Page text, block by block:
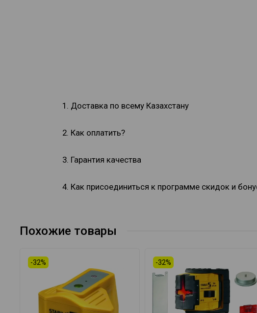
1. Доставка по всему Казахстану
2. Как оплатить?
3. Гарантия качества
4. Как присоединиться к программе скидок и
Похожие товары
-32% -32%